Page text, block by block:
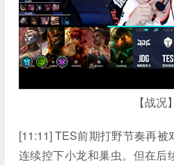
【战况】
[11:11] TES前期打野节奏再
连续控下小龙和巢虫。但在后